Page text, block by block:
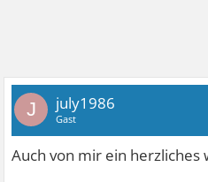
J july1986
Gast
Auch von mir ein herzliches